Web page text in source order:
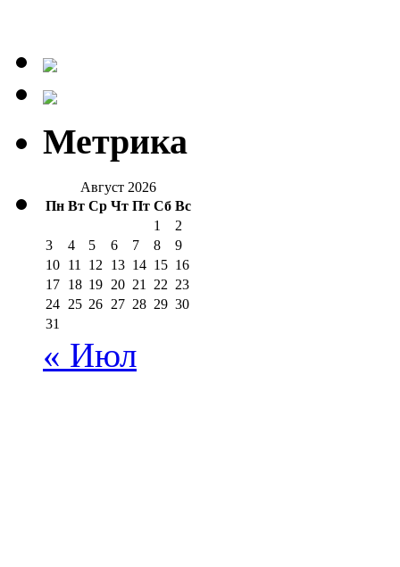
Метрика
Август 2026
Пн Вт Ср Чт Пт Сб Вс
1
2
3
4 5 6 7 8
9
10 11 12 13 14 15 16
17 18 19 20 21 22 23
24 25 26 27 28 29 30
31
« Июл